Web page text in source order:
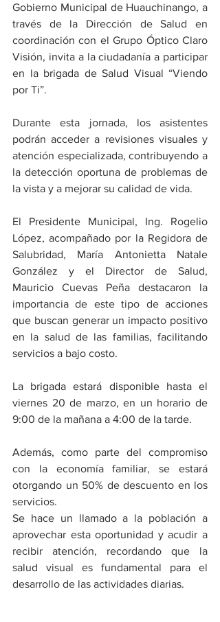
Gobierno Municipal de Huauchinango, a
través de la Dirección de Salud en
coordinación con el Grupo Óptico Claro
Visión, invita a la ciudadanía a participar
en la brigada de Salud Visual “Viendo
por Ti”.
Durante esta jornada, los asistentes
podrán acceder a revisiones visuales y
atención especializada, contribuyendo a
la detección oportuna de problemas de
la vista y a mejorar su calidad de vida.
El Presidente Municipal, Ing. Rogelio
López, acompañado por la Regidora de
Salubridad, María Antonietta Natale
González y el Director de Salud,
Mauricio Cuevas Peña destacaron la
importancia de este tipo de acciones
que buscan generar un impacto positivo
en la salud de las familias, facilitando
servicios a bajo costo.
La brigada estará disponible hasta el
viernes 20 de marzo, en un horario de
9:00 de la mañana a 4:00 de la tarde.
Además, como parte del compromiso
con la economía familiar, se estará
otorgando un 50% de descuento en los
servicios.
Se hace un llamado a la población a
aprovechar esta oportunidad y acudir a
recibir atención, recordando que la
salud visual es fundamental para el
desarrollo de las actividades diarias.